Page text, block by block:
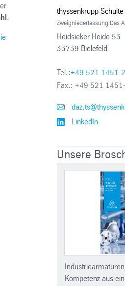
.
thyssenkrupp
Zweigniederlassung Das
Heidsieker Heide 53
33739 Bielefeld
Tel.:+49 521 1451-
Fax.: +49 521
LinkedIn
Unsere
Kompetenz aus